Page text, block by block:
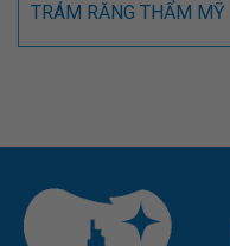
TRÁM RĂNG THẨM MỸ